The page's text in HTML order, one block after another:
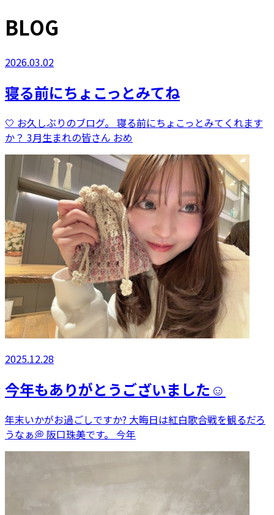
BLOG
2026.03.02
寝る前にちょこっとみてね
🤍 お久しぶりのブログ。 寝る前にちょこっとみてくれます
か？ 3月生まれの皆さん おめ
2025.12.28
今年もありがとうございました☺️
年末いかがお過ごしですか? 大晦日は紅白歌合戦を観るだろ
うなぁ💭 阪口珠美です。 今年